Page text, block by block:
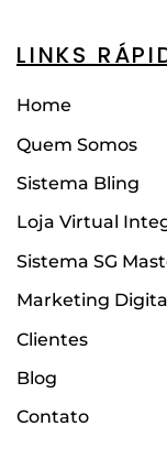
LINKS
Home
Quem Somos
Sistema Bling
Loja Virtual
Sistema SG
Marketing
Clientes
Blog
Contato